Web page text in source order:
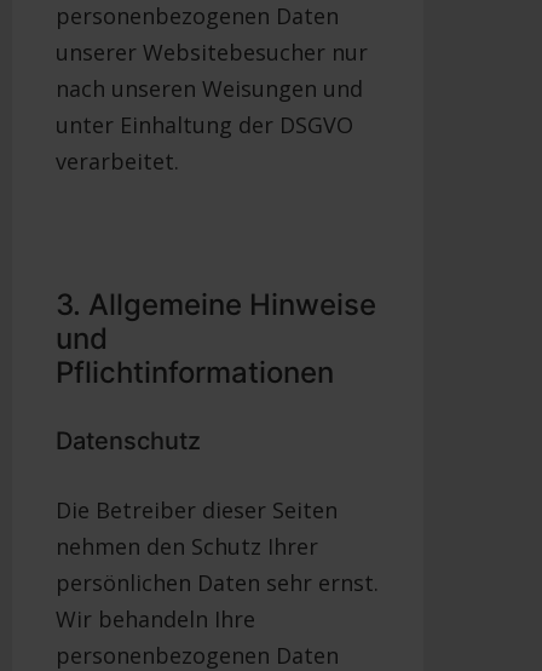
personenbezogenen Daten
unserer Websitebesucher nur
nach unseren Weisungen und
unter Einhaltung der DSGVO
verarbeitet.
3. Allgemeine Hinweise
und
Pflichtinformationen
Datenschutz
Die Betreiber dieser Seiten
nehmen den Schutz Ihrer
persönlichen Daten sehr ernst.
Wir behandeln Ihre
personenbezogenen Daten